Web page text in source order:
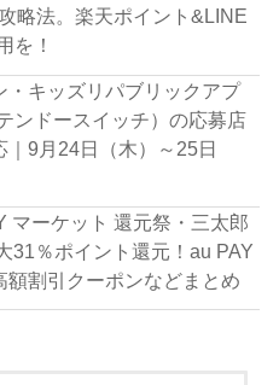
略法。楽天ポイント&LINE
を！
・キッズリパブリックアプ
ンドースイッチ）の応募店
9月24日（木）～25日
マーケット 還元祭・三太郎
31％ポイント還元！au PAY
額割引クーポンなどまとめ